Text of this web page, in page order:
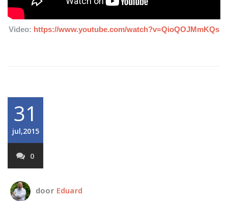
Video: https://www.youtube.com/watch?v=QioQOJMmKQs
31
jul,2015
0
door Eduard